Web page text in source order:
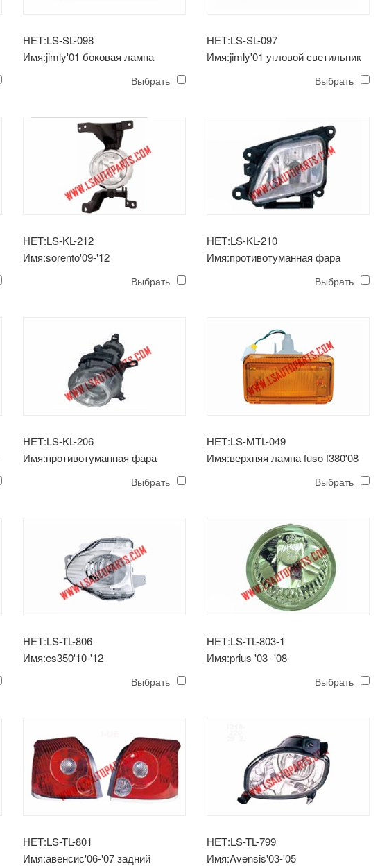
НЕТ:LS-SL-098
Имя:jimly'01 боковая лампа
Выбрать
НЕТ:LS-SL-097
Имя:jimly'01 угловой светильник
Выбрать
НЕТ:LS-KL-212
Имя:sorento'09-'12
Выбрать
НЕТ:LS-KL-210
Имя:противотуманная фара
Выбрать
НЕТ:LS-KL-206
Имя:противотуманная фара
Выбрать
НЕТ:LS-MTL-049
Имя:верхняя лампа fuso f380'08
Выбрать
НЕТ:LS-TL-806
Имя:es350'10-'12
Выбрать
НЕТ:LS-TL-803-1
Имя:prius '03 -'08
Выбрать
НЕТ:LS-TL-801
Имя:авенсис'06-'07 задний
НЕТ:LS-TL-799
Имя:Avensis'03-'05